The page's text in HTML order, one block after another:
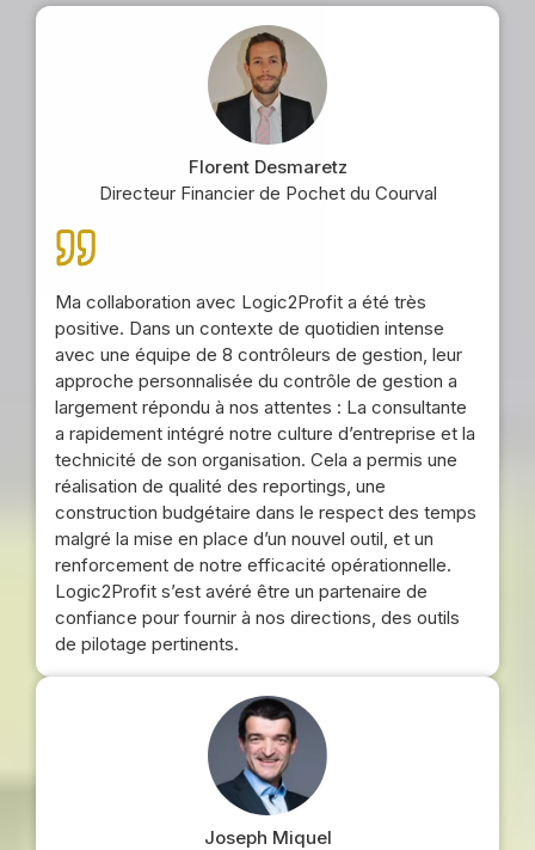
Florent Desmaretz
Directeur Financier de Pochet du Courval
Ma collaboration avec Logic2Profit a été très
positive. Dans un contexte de quotidien intense
avec une équipe de 8 contrôleurs de gestion, leur
approche personnalisée du contrôle de gestion a
largement répondu à nos attentes : La consultante
a rapidement intégré notre culture d’entreprise et la
technicité de son organisation. Cela a permis une
réalisation de qualité des reportings, une
construction budgétaire dans le respect des temps
malgré la mise en place d’un nouvel outil, et un
renforcement de notre efficacité opérationnelle.
Logic2Profit s’est avéré être un partenaire de
confiance pour fournir à nos directions, des outils
de pilotage pertinents.
Joseph Miquel